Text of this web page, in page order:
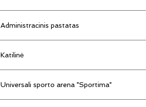
Administracinis pastatas
Katilinė
Universali sporto arena "Sportima"